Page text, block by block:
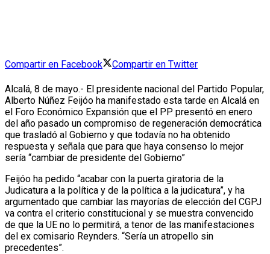
Compartir en Facebook Compartir en Twitter
Alcalá, 8 de mayo.- El presidente nacional del Partido Popular,
Alberto Núñez Feijóo ha manifestado esta tarde en Alcalá en
el Foro Económico Expansión que el PP presentó en enero
del año pasado un compromiso de regeneración democrática
que trasladó al Gobierno y que todavía no ha obtenido
respuesta y señala que para que haya consenso lo mejor
sería “cambiar de presidente del Gobierno”
Feijóo ha pedido “acabar con la puerta giratoria de la
Judicatura a la política y de la política a la judicatura”, y ha
argumentado que cambiar las mayorías de elección del CGPJ
va contra el criterio constitucional y se muestra convencido
de que la UE no lo permitirá, a tenor de las manifestaciones
del ex comisario Reynders. “Sería un atropello sin
precedentes”.